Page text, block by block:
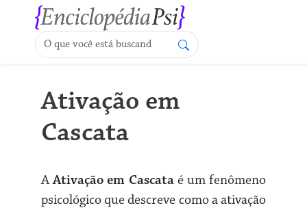
Ativação em
Cascata
AAtivação em Cascataé um fenômeno
psicológico que descreve como a ativação